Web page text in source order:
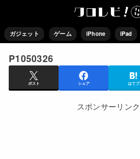
ガジェット ゲーム iPhone iPad
P1050326
ポスト シェア はてブ
スポンサーリンク